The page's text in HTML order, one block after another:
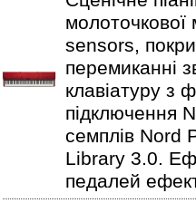
sensors,
перемиканні
клавіатуру з
підключення
семплів Nord
Library 3.0.
педалей